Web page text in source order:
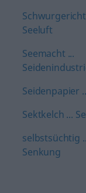
Schwurgericht
Seeluft
Seemacht ...
Seidenpapier
Sektkelch ...
selbstsüchtig
Senkung